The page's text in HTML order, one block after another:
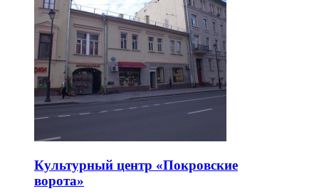
Культурный центр «Покровские
ворота»